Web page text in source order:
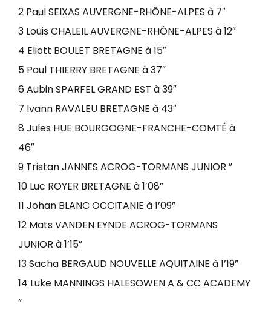
2 Paul SEIXAS AUVERGNE-RHÔNE-ALPES à 7″
3 Louis CHALEIL AUVERGNE-RHÔNE-ALPES à 12″
4 Eliott BOULET BRETAGNE à 15″
5 Paul THIERRY BRETAGNE à 37″
6 Aubin SPARFEL GRAND EST à 39″
7 Ivann RAVALEU BRETAGNE à 43″
8 Jules HUE BOURGOGNE-FRANCHE-COMTÉ à
46″
9 Tristan JANNES ACROG-TORMANS JUNIOR ”
10 Luc ROYER BRETAGNE à 1’08”
11 Johan BLANC OCCITANIE à 1’09”
12 Mats VANDEN EYNDE ACROG-TORMANS
JUNIOR à 1’15”
13 Sacha BERGAUD NOUVELLE AQUITAINE à 1’19”
14 Luke MANNINGS HALESOWEN A & CC ACADEMY
”